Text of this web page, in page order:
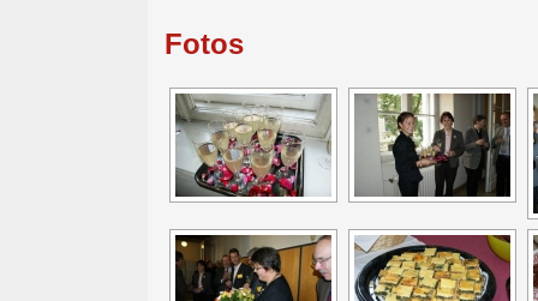
Fotos